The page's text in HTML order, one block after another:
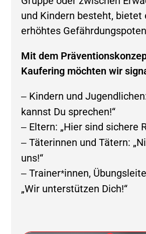
und Kindern besteht, bietet
erhöhtes
Mit dem
Kaufering möchten wir
– Kindern und
kannst Du sprechen!“
– Eltern: „Hier sind sichere
– Täterinnen und Tätern:
uns!“
– Trainer*innen,
„Wir unterstützen Dich!“